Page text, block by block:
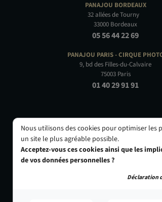
PANAJOU BORDEAUX
32 allées de Tourny
33000 Bordeaux
05 56 44 22 69
PANAJOU PARIS -CIRQUE
9, bd des Filles-du-Calvaire
75003 Paris
01 40 29 91 91
Nous utilisons des cookies pour optimiser les
un site le plus agréable possible.
Acceptez-vous ces cookies ainsi que les
de vos données personnelles ?
Déclaration